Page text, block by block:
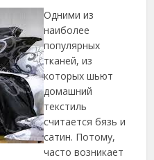
Одними из
наиболее
популярных
тканей, из
которых шьют
домашний
текстиль
считается бязь и
сатин. Потому,
часто возникает